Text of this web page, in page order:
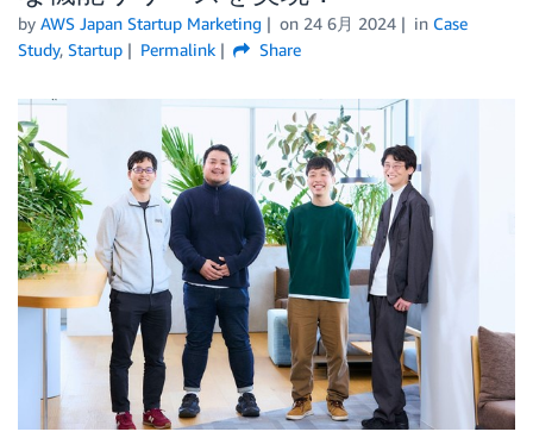
by AWS Japan Startup Marketing on 24 6月 2024 in Case
Study, Startup Permalink Share